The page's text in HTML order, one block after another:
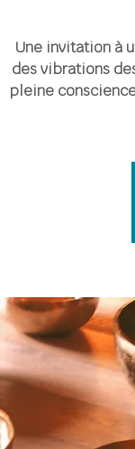
Une invitation à
des vibrations
pleine